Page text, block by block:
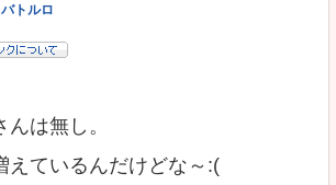
は無し。
えているんだけどな～:(